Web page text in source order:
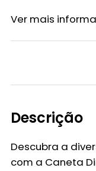
Ver mais
Descrição
Descubra a
com a Caneta